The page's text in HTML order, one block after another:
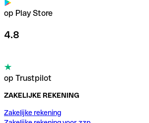
op Play Store
4.8
op Trustpilot
ZAKELIJKE REKENING
Zakelijke rekening